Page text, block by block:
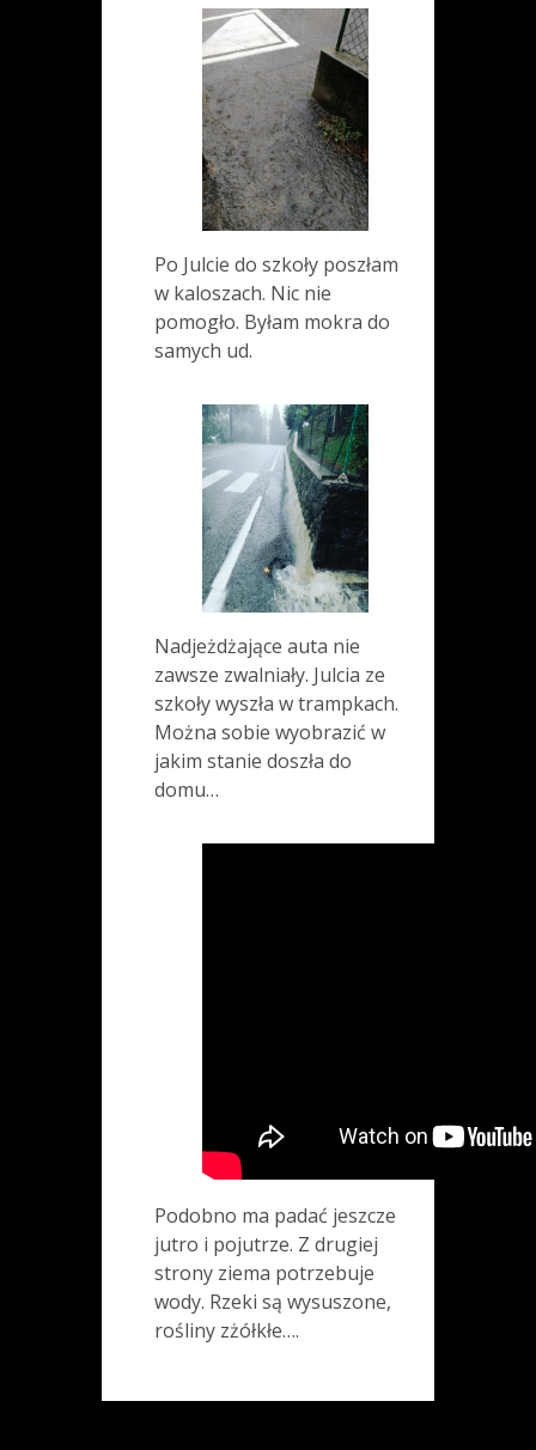
Po Julcie do szkoły poszłam
w kaloszach. Nic nie
pomogło. Byłam mokra do
samych ud.
Nadjeżdżające auta nie
zawsze zwalniały. Julcia ze
szkoły wyszła w trampkach.
Można sobie wyobrazić w
jakim stanie doszła do
domu…
Podobno ma padać jeszcze
jutro i pojutrze. Z drugiej
strony ziema potrzebuje
wody. Rzeki są wysuszone,
rośliny zżółkłe….